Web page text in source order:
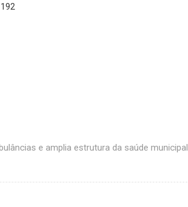
e amplia estrutura da saúde municipal